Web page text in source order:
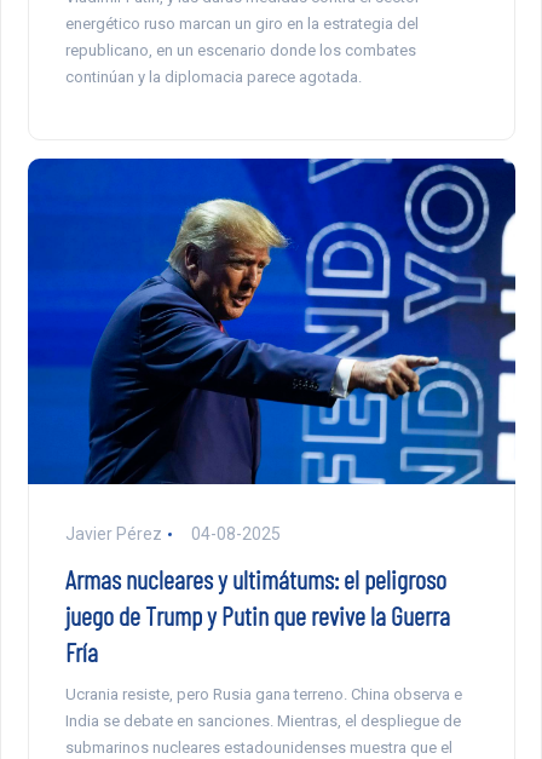
energético ruso marcan un giro en la estrategia del
republicano, en un escenario donde los combates
continúan y la diplomacia parece agotada.
Javier Pérez 04-08-2025
Armas nucleares y ultimátums: el peligroso
juego de Trump y Putin que revive la Guerra
Fría
Ucrania resiste, pero Rusia gana terreno. China observa e
India se debate en sanciones. Mientras, el despliegue de
submarinos nucleares estadounidenses muestra que el